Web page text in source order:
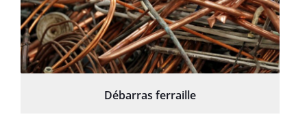
Débarras ferraille